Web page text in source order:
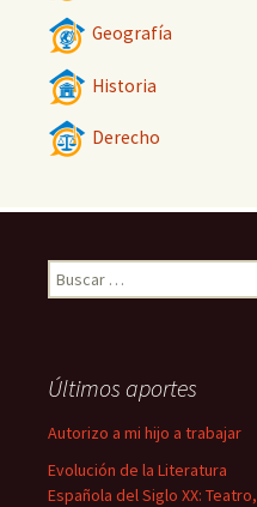
Geografía
Historia
Derecho
Buscar:
Últimos aportes
Autorizo a mi hijo a trabajar
Evolución de la Literatura
Española del Siglo XX: Teatro,